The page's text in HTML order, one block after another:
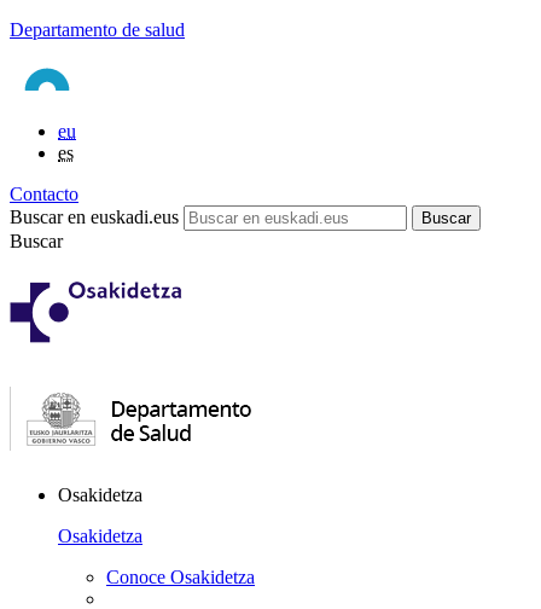
Departamento de salud
eu
es
Contacto
Buscar en euskadi.eus
Buscar
Osakidetza
Osakidetza
Conoce Osakidetza